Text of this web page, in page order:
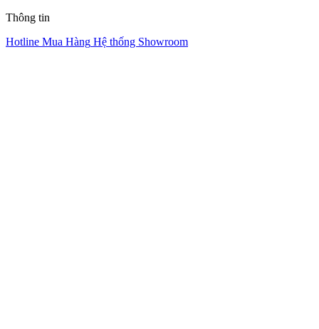
Thông tin
Hotline Mua Hàng Hệ thống Showroom